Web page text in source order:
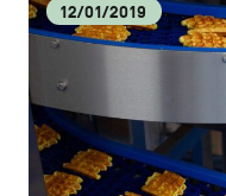
12/01/2019